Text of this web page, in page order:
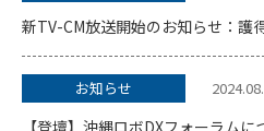
新TV-CM放送開始のお知らせ：護
お知らせ